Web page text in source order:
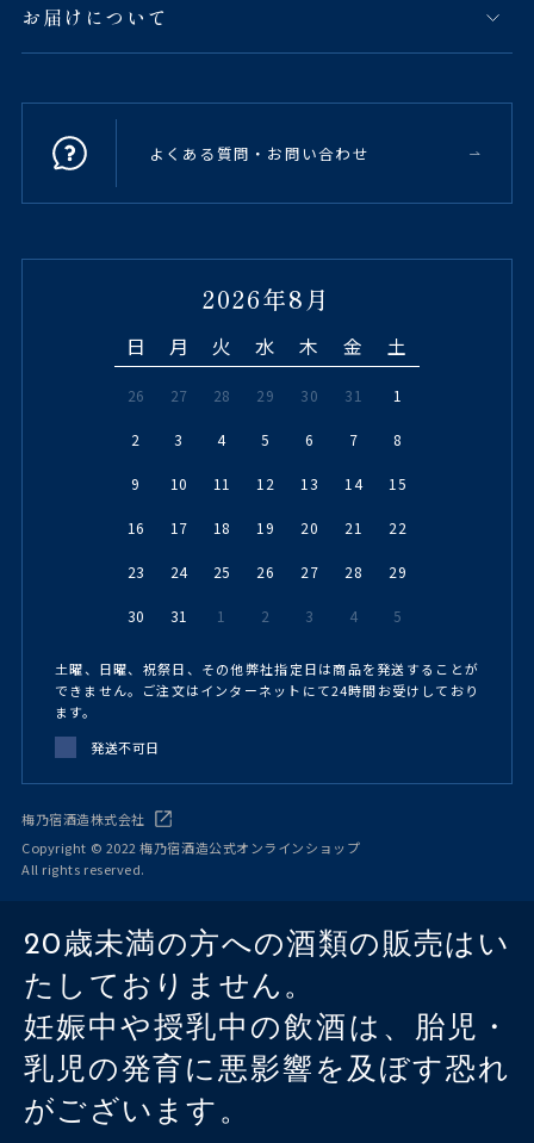
お届けについて
よくある質問・お問い合わせ
2026年8月
日 月 火 水 木 金 土
26 27 28 29 30 31 1
2 3 4 5 6 7 8
9 10 11 12 13 14 15
16 17 18 19 20 21 22
23 24 25 26 27 28 29
30 31 1 2 3 4 5
土曜、日曜、祝祭日、その他弊社指定日は商品を発送することが
できません。ご注文はインターネットにて24時間お受けしており
ます。
発送不可日
梅乃宿酒造株式会社
Copyright © 2022 梅乃宿酒造公式オンラインショップ
All rights reserved.
20歳未満の方への酒類の販売はい
たしておりません。
妊娠中や授乳中の飲酒は、胎児・
乳児の発育に悪影響を及ぼす恐れ
がございます。